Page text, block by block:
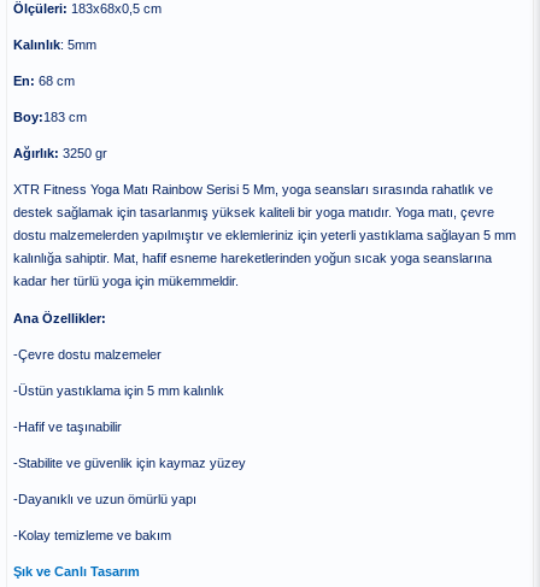
Ölçüleri: 183x68x0,5 cm
Kalınlık: 5mm
En: 68 cm
Boy:183 cm
Ağırlık: 3250 gr
XTR Fitness Yoga Matı Rainbow Serisi 5 Mm, yoga seansları sırasında rahatlık ve
destek sağlamak için tasarlanmış yüksek kaliteli bir yoga matıdır. Yoga matı, çevre
dostu malzemelerden yapılmıştır ve eklemleriniz için yeterli yastıklama sağlayan 5 mm
kalınlığa sahiptir. Mat, hafif esneme hareketlerinden yoğun sıcak yoga seanslarına
kadar her türlü yoga için mükemmeldir.
Ana Özellikler:
-Çevre dostu malzemeler
-Üstün yastıklama için 5 mm kalınlık
-Hafif ve taşınabilir
-Stabilite ve güvenlik için kaymaz yüzey
-Dayanıklı ve uzun ömürlü yapı
-Kolay temizleme ve bakım
Şık ve Canlı Tasarım